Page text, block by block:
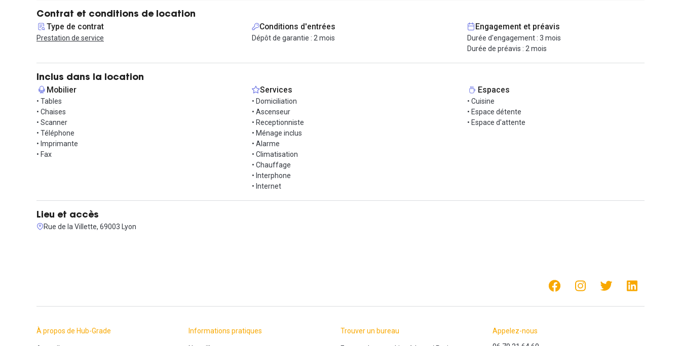
Contrat et conditions de location
Type de contrat
Prestation de service
Conditions d'entrées
Dépôt de garantie : 2 mois
Engagement et préavis
Durée d'engagement : 3 mois
Durée de préavis : 2 mois
Inclus dans la location
Mobilier
• Tables
• Chaises
• Scanner
• Téléphone
• Imprimante
• Fax
Services
• Domiciliation
• Ascenseur
• Receptionniste
• Ménage inclus
• Alarme
• Climatisation
• Chauffage
• Interphone
• Internet
Espaces
• Cuisine
• Espace détente
• Espace d'attente
Lieu et accès
Rue de la Villette, 69003 Lyon
À propos de Hub-Grade Informations pratiques Trouver un bureau
Appelez-nous